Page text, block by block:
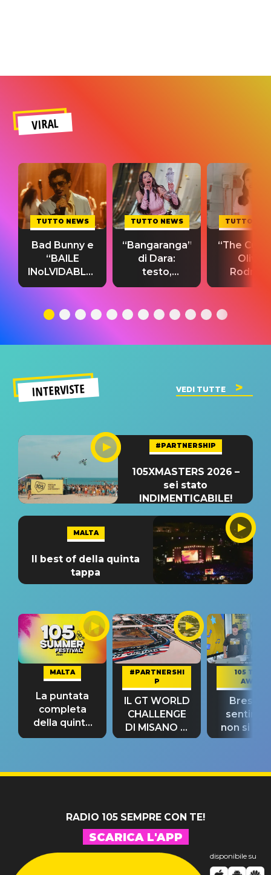
VIRAL
TUTTO NEWS
Bad Bunny e
“BAILE
INoLVIDABLE”:
testo,
significato
TUTTO NEWS
“Bangaranga”
di Dara:
testo,
traduzione e
del singolo
TUTTO
“The
Olivia
testo,
INTERVISTE VEDI TUTTE
#PARTNERSHIP
105XMASTERS 2026 –
sei stato
INDIMENTICABILE!
MALTA
Il best of della quinta
tappa
MALTA
La puntata
completa
della quinta
tappa
#PARTNERSHI
P
IL GT WORLD
CHALLENGE
DI MISANO si
riconferma
105 TAKE
AWAY
Bresh:
non si
fino alla
RADIO 105 SEMPRE CON TE!
SCARICA L'APP
disponibile su